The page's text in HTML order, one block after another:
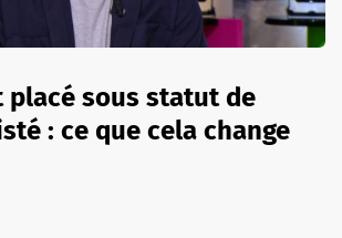
placé sous statut de
: ce que cela change